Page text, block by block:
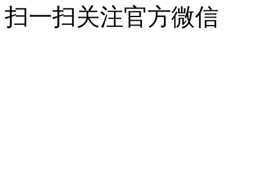
扫一扫关注官方微信